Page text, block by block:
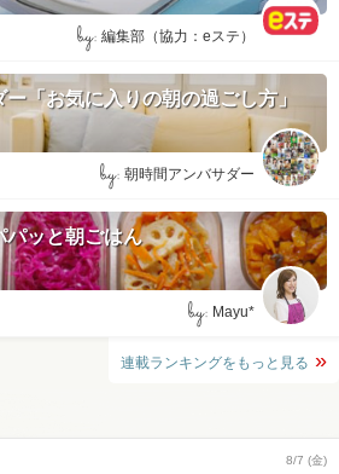
by: 編集部（協力：eステ）
「お気に入りの朝の過ごし方」
by: 朝時間アンバサダー
パッと朝ごはん
by: Mayu*
連載ランキングをもっと見る
8/7 (金)